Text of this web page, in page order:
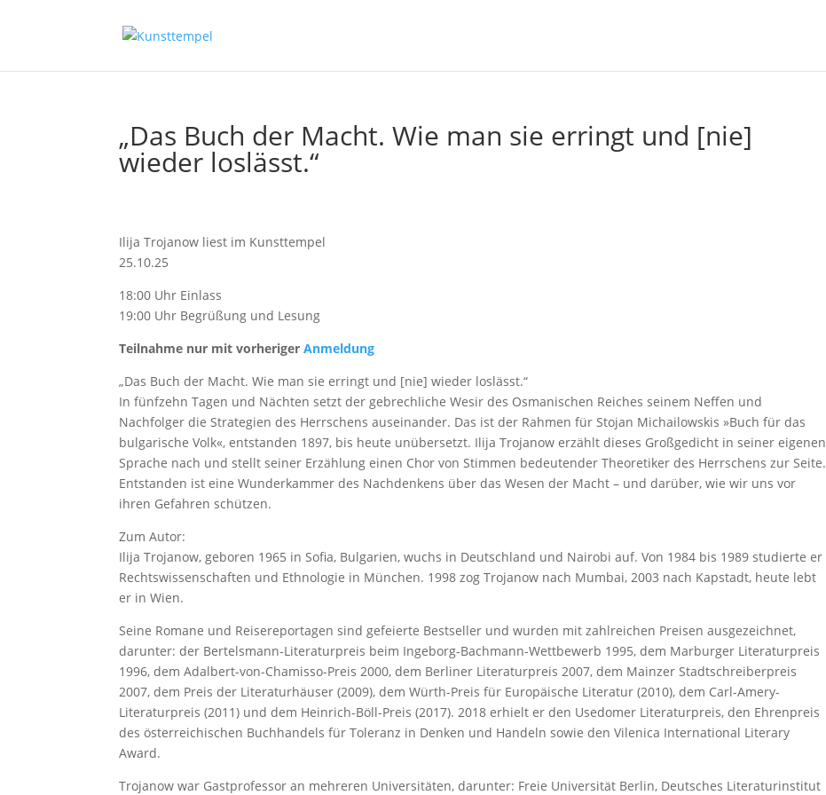
„Das Buch der Macht. Wie man sie erringt und [nie]
wieder loslässt.“
Ilija Trojanow liest im Kunsttempel
25.10.25
18:00 Uhr Einlass
19:00 Uhr Begrüßung und Lesung
Teilnahme nur mit vorherigerAnmeldung
„Das Buch der Macht. Wie man sie erringt und [nie] wieder loslässt.“
In fünfzehn Tagen und Nächten setzt der gebrechliche Wesir des Osmanischen Reiches seinem Neffen und
Nachfolger die Strategien des Herrschens auseinander. Das ist der Rahmen für Stojan Michailowskis »Buch für das
bulgarische Volk«, entstanden 1897, bis heute unübersetzt. Ilija Trojanow erzählt dieses Großgedicht in seiner eigenen
Sprache nach und stellt seiner Erzählung einen Chor von Stimmen bedeutender Theoretiker des Herrschens zur Seite.
Entstanden ist eine Wunderkammer des Nachdenkens über das Wesen der Macht – und darüber, wie wir uns vor
ihren Gefahren schützen.
Zum Autor:
Ilija Trojanow, geboren 1965 in Sofia, Bulgarien, wuchs in Deutschland und Nairobi auf. Von 1984 bis 1989 studierte er
Rechtswissenschaften und Ethnologie in München. 1998 zog Trojanow nach Mumbai, 2003 nach Kapstadt, heute lebt
er in Wien.
Seine Romane und Reisereportagen sind gefeierte Bestseller und wurden mit zahlreichen Preisen ausgezeichnet,
darunter: der Bertelsmann-Literaturpreis beim Ingeborg-Bachmann-Wettbewerb 1995, dem Marburger Literaturpreis
1996, dem Adalbert-von-Chamisso-Preis 2000, dem Berliner Literaturpreis 2007, dem Mainzer Stadtschreiberpreis
2007, dem Preis der Literaturhäuser (2009), dem Würth-Preis für Europäische Literatur (2010), dem Carl-Amery-
Literaturpreis (2011) und dem Heinrich-Böll-Preis (2017). 2018 erhielt er den Usedomer Literaturpreis, den Ehrenpreis
des österreichischen Buchhandels für Toleranz in Denken und Handeln sowie den Vilenica International Literary
Award.
Trojanow war Gastprofessor an mehreren Universitäten, darunter: Freie Universität Berlin, Deutsches Literaturinstitut